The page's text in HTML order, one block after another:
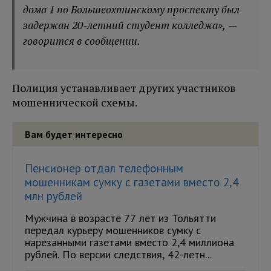
дома 1 по Большеохтинскому проспекту был
задержан 20-летний студент колледжа», —
говорится в сообщении.
Полиция устанавливает других участников
мошеннической схемы.
Вам будет интересно
Пенсионер отдал телефонным
мошенникам сумку с газетами вместо 2,4
млн рублей
Мужчина в возрасте 77 лет из Тольятти
передал курьеру мошенников сумку с
нарезанными газетами вместо 2,4 миллиона
рублей. По версии следствия, 42-летн...